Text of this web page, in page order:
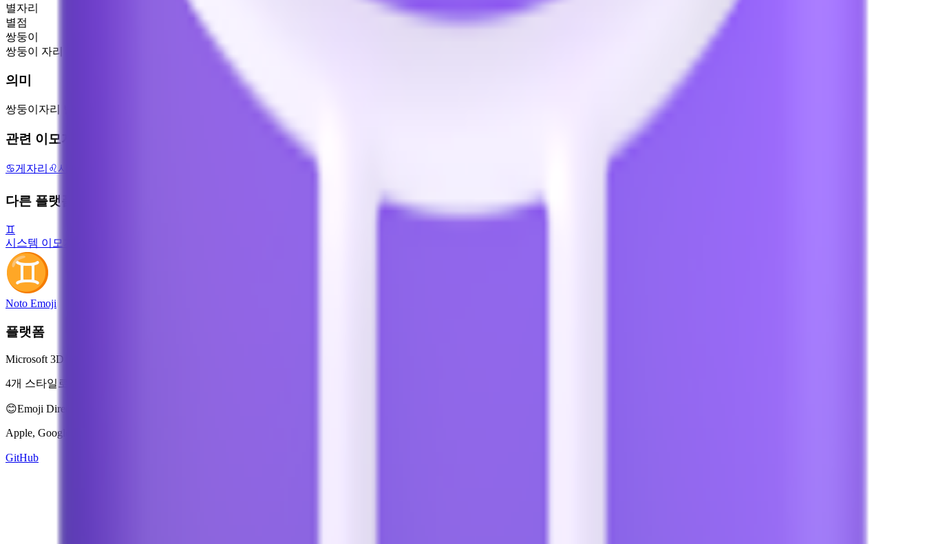
별자리
별점
쌍둥이
쌍둥이 자리
의미
쌍둥이자리 별자리는 황도대에 속합니다. 이 별자리 기호는 쌍둥이를 나타냅니다.
관련 이모지
♋게자리 ♌사자자리 사수자리
다른 플랫폼
♊
시스템 이모지
Noto Emoji
플랫폼
Microsoft 3D Fluent Emoji
4개 스타일로 제공
😊Emoji Directory
Apple, Google, Microsoft 등 여러 디자인 시스템의 이모지를 한 곳에서 탐색하고 다운로드하세요.
GitHub